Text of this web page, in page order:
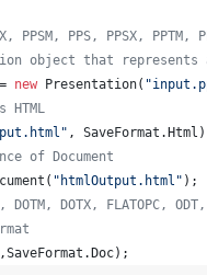
PPSM, PPS, PPSX,
object that represents
= new Presentation(
, SaveFormat . Html
of Document
( "htmlOutput.html" );
DOTX, FLATOPC,
,SaveFormat . Doc);